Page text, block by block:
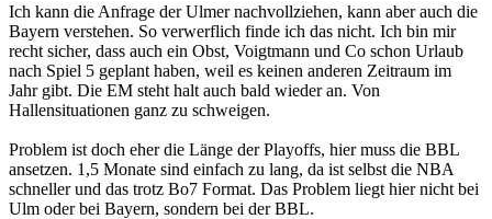
Ich kann die Anfrage der Ulmer nachvollziehen, kann aber auch die
Bayern verstehen. So verwerflich finde ich das nicht. Ich bin mir
recht sicher, dass auch ein Obst, Voigtmann und Co schon Urlaub
nach Spiel 5 geplant haben, weil es keinen anderen Zeitraum im
Jahr gibt. Die EM steht halt auch bald wieder an. Von
Hallensituationen ganz zu schweigen.
Problem ist doch eher die Länge der Playoffs, hier muss die BBL
ansetzen. 1,5 Monate sind einfach zu lang, da ist selbst die NBA
schneller und das trotz Bo7 Format. Das Problem liegt hier nicht bei
Ulm oder bei Bayern, sondern bei der BBL.